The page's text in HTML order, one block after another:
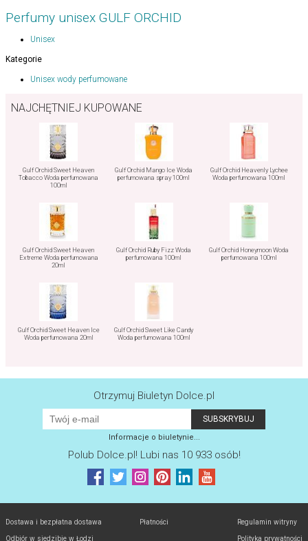
Perfumy unisex GULF ORCHID
Unisex
Kategorie
Unisex wody perfumowane
NAJCHĘTNIEJ KUPOWANE
Gulf Orchid Sweet Heaven
Tobacco Woda perfumowana
100ml
Gulf Orchid Mango Ice Woda
perfumowana spray 100ml
Gulf Orchid Heavenly Lychee
Woda perfumowana 100ml
Gulf Orchid Sweet Heaven
Extreme Woda perfumowana
20ml
Gulf Orchid Ruby Fizz Woda
perfumowana 100ml
Gulf Orchid Honeymoon Woda
perfumowana 100ml
Gulf Orchid Sweet Heaven Ice
Woda perfumowana 20ml
Gulf Orchid Sweet Like Candy
Woda perfumowana 100ml
Otrzymuj Biuletyn Dolce.pl
Informacje o biuletynie...
Polub Dolce.pl! Lubi nas 10 933 osób!
Dostawa i bezpłatna dostawa
Odbiór w siedzibie w Łodzi
Płatności Regulamin witryny
Polityka prywatności